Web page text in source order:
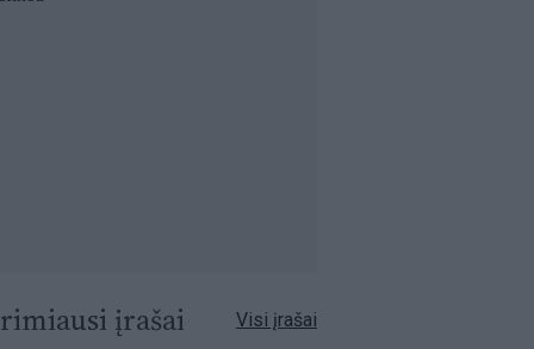
įrašai Visi įrašai